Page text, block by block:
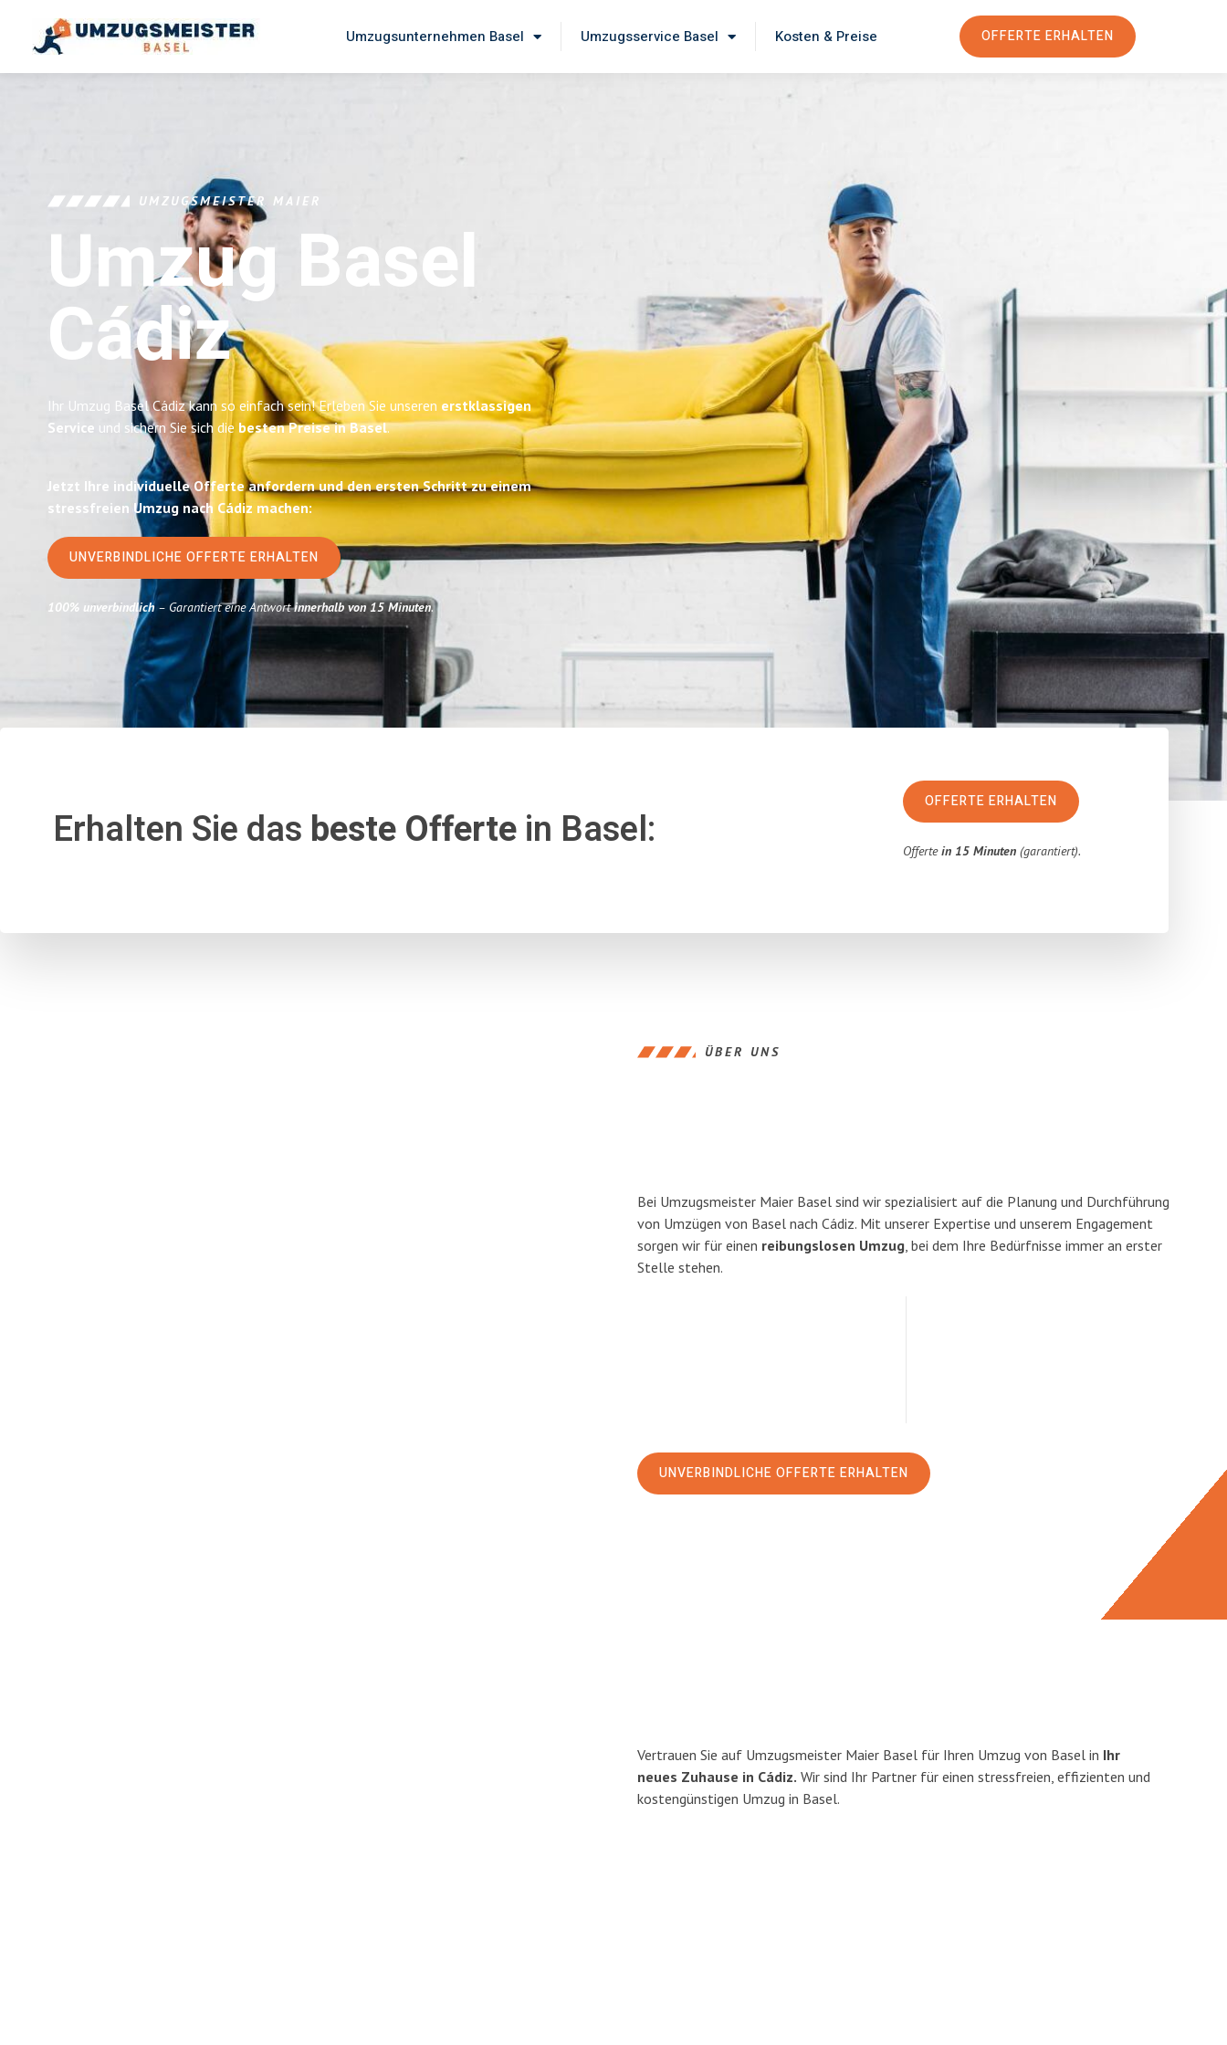
Umzugsunternehmen Basel Umzugsservice Basel Kosten & Preise OFFERTE ERHALTEN
UMZUGSMEISTER MAIER
Umzug Basel
Cádiz
Ihr Umzug Basel Cádiz kann so einfach sein! Erleben Sie unseren erstklassigen
Service und sichern Sie sich die besten Preise in Basel.
Jetzt Ihre individuelle Offerte anfordern und den ersten Schritt zu einem
stressfreien Umzug nach Cádiz machen:
UNVERBINDLICHE OFFERTE ERHALTEN
100% unverbindlich– Garantiert eine Antwortinnerhalb von 15 Minuten.
Erhalten Sie das beste Offertein Basel:
OFFERTE ERHALTEN
Offertein 15 Minuten (garantiert).
ÜBER UNS
Bei Umzugsmeister Maier Basel sind wir spezialisiert auf die Planung und Durchführung
von Umzügen von Basel nach Cádiz. Mit unserer Expertise und unserem Engagement
sorgen wir für einen reibungslosen Umzug, bei dem Ihre Bedürfnisse immer an erster
Stelle stehen.
UNVERBINDLICHE OFFERTE ERHALTEN
Vertrauen Sie auf Umzugsmeister Maier Basel für Ihren Umzug von Basel in Ihr
neues Zuhause in Cádiz. Wir sind Ihr Partner für einen stressfreien, effizienten und
kostengünstigen Umzug in Basel.